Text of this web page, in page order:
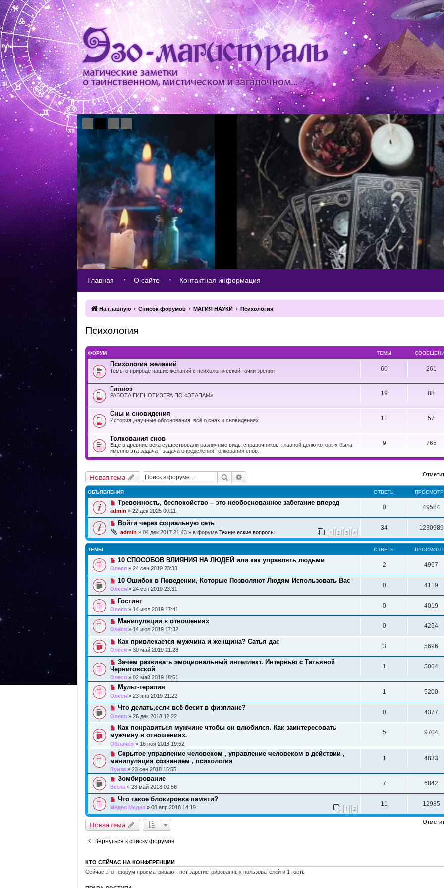
Главная О сайте Контактная информация
На главную Список форумов МАГИЯ НАУКИ Психология
Психология
ФОРУМ ТЕМЫ
Психология желаний
Темы о природе наших желаний с психологической точки зрения 60 261
Гипноз
РАБОТА ГИПНОТИЗЕРА ПО «ЭТАПАМ» 19 88
Сны и сновидения
История ,научные обоснования, всё о снах и сновидениях 11 57
Толкования снов
Еще в древние века существовали различные виды справочников, главной целю которых была
именно эта задача - задача определения толкования снов.
9 765
Новая тема Поиск
ОБЪЯВЛЕНИЯ ОТВЕТЫ
Тревожность, беспокойство – это необоснованное забегание вперед
admin » 22 дек 2025 00:11
0 49584
Войти через социальную сеть
admin » 04 дек 2017 21:43 » в форуме Технические вопросы 1 2 3 4
34 1230989
ТЕМЫ ОТВЕТЫ
10 СПОСОБОВ ВЛИЯНИЯ НА ЛЮДЕЙ или как управлять людьми
Олеся » 24 сен 2019 23:33
2 4967
10 Ошибок в Поведении, Которые Позволяют Людям Использовать Вас
Олеся » 24 сен 2019 23:31
0 4119
Гостинг
Олеся » 14 июл 2019 17:41
0 4019
Манипуляции в отношениях
Олеся » 14 июл 2019 17:32
0 4264
Как привлекается мужчина и женщина? Сатья дас
Олеся » 30 май 2019 21:28
3 5696
Зачем развивать эмоциональный интеллект. Интервью с Татьяной
Черниговской
Олеся » 02 май 2019 18:51
1 5064
Мульт-терапия
Олеся » 23 янв 2019 21:22
1 5200
Что делать,если всё бесит в физплане?
Олеся » 26 дек 2018 12:22
0 4377
Как понравиться мужчине чтобы он влюбился. Как заинтересовать
мужчину в отношениях.
Облачко » 16 ноя 2018 19:52
5 9704
Скрытое управление человеком , управление человеком в действии ,
манипуляция сознанием , психология
Луиза » 23 сен 2018 15:55
1 4833
Зомбирование
Веста » 28 май 2018 00:56
7 6842
Что такое блокировка памяти?
Медея Медея » 08 апр 2018 14:19 1 2
11 12985
Новая тема
Вернуться к списку форумов
КТО СЕЙЧАС НА КОНФЕРЕНЦИИ
Сейчас этот форум просматривают: нет зарегистрированных пользователей и 1 гость